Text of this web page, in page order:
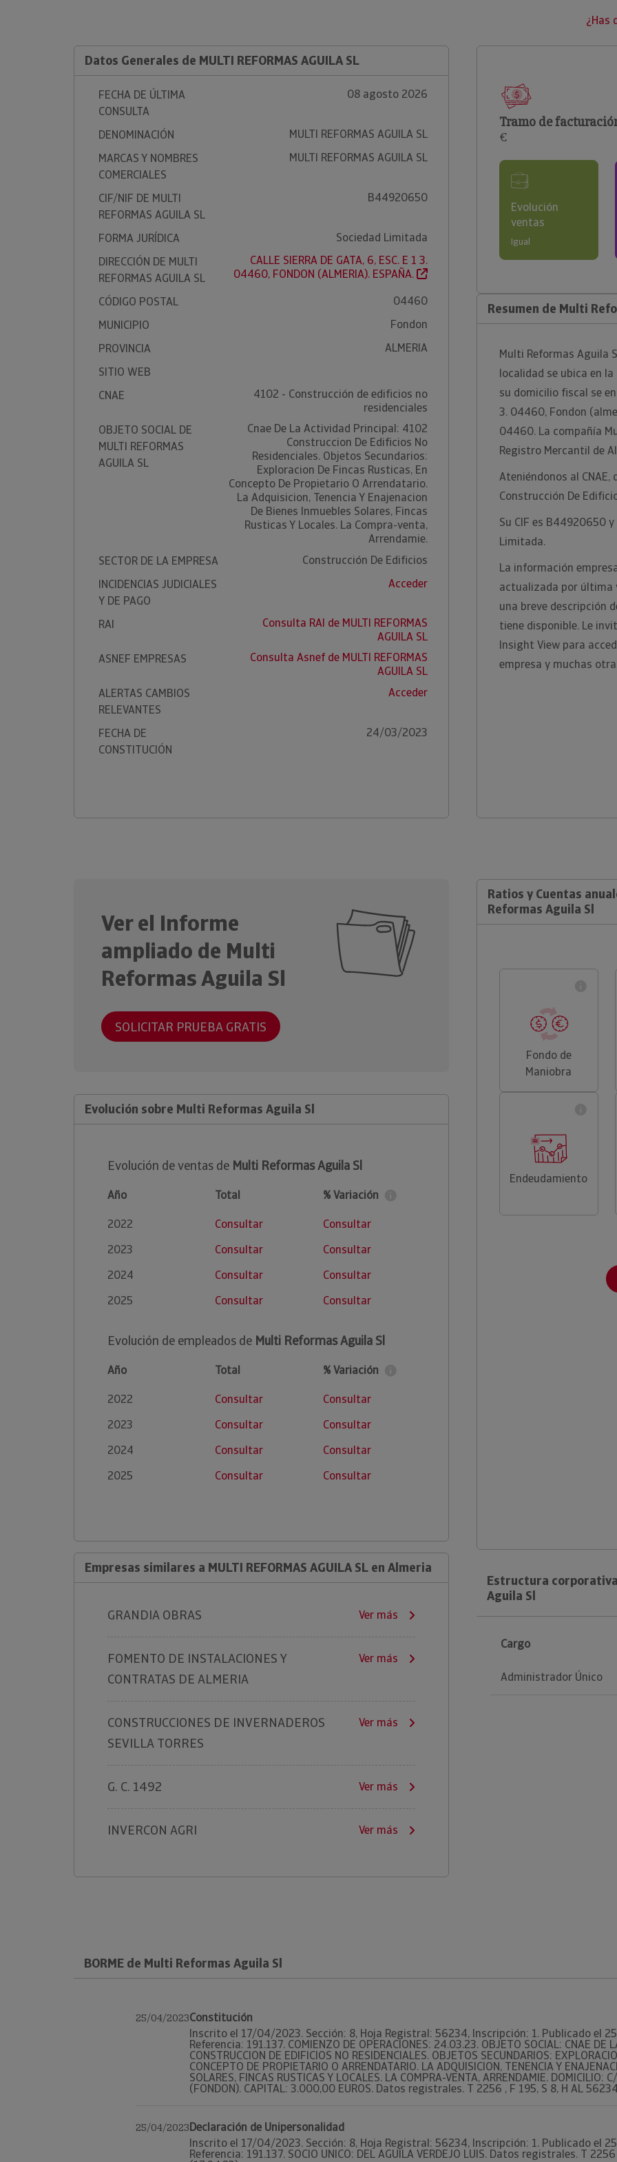
¿Has
Datos Generales de MULTI REFORMAS AGUILA SL
FECHA DE ÚLTIMA
CONSULTA
08 agosto 2026
DENOMINACIÓN
MULTI REFORMAS AGUILA SL
MARCAS Y NOMBRES
COMERCIALES
MULTI REFORMAS AGUILA SL
CIF/NIF DE MULTI
REFORMAS AGUILA SL
B44920650
FORMA JURÍDICA
Sociedad Limitada
DIRECCIÓN DE MULTI
REFORMAS AGUILA SL
CALLE SIERRA DE GATA, 6, ESC. E 1 3.
04460, FONDON (ALMERIA). ESPAÑA.
CÓDIGO POSTAL
04460
MUNICIPIO
Fondon
PROVINCIA
ALMERIA
SITIO WEB
CNAE
4102 - Construcción de edificios no
residenciales
OBJETO SOCIAL DE
MULTI REFORMAS
AGUILA SL
Cnae De La Actividad Principal: 4102
Construccion De Edificios No
Residenciales. Objetos Secundarios:
Exploracion De Fincas Rusticas, En
Concepto De Propietario O Arrendatario.
La Adquisicion, Tenencia Y Enajenacion
De Bienes Inmuebles Solares, Fincas
Rusticas Y Locales. La Compra-venta,
Arrendamie.
SECTOR DE LA EMPRESA
Construcción De Edificios
INCIDENCIAS JUDICIALES
Y DE PAGO
Acceder
RAI
Consulta RAI de MULTI REFORMAS
AGUILA SL
ASNEF EMPRESAS
Consulta Asnef de MULTI REFORMAS
AGUILA SL
ALERTAS CAMBIOS
RELEVANTES
Acceder
FECHA DE
CONSTITUCIÓN
24/03/2023
Tramo de
€
Evolución
ventas
Igual
Resumen de Multi
Multi Reformas Aguila
localidad se ubica en
su domicilio fiscal se
3. 04460, Fondon
04460. La compañía
Registro Mercantil de
Ateniéndonos al
Construcción De
Su CIF es B44920650
Limitada.
La información
actualizada por última
una breve descripción
tiene disponible. Le
Insight View para
empresa y muchas
Ver el Informe
ampliado de Multi
Reformas Aguila Sl
SOLICITAR PRUEBA GRATIS
Evolución sobre Multi Reformas Aguila Sl
Evolución de ventas de Multi Reformas Aguila Sl
Año Total
% Variación
2022
Consultar
Consultar
2023
Consultar
Consultar
2024
Consultar
Consultar
2025
Consultar Consultar
Evolución de empleados de Multi Reformas Aguila Sl
Año Total
% Variación
2022
Consultar
Consultar
2023
Consultar
Consultar
2024
Consultar
Consultar
2025
Consultar Consultar
Empresas similares a MULTI REFORMAS AGUILA SL en Almeria
GRANDIA OBRAS Ver más
FOMENTO DE INSTALACIONES Y
CONTRATAS DE ALMERIA
Ver más
CONSTRUCCIONES DE INVERNADEROS
SEVILLA TORRES
Ver más
G. C. 1492 Ver más
INVERCON AGRI Ver más
Ratios y Cuentas
Reformas Aguila Sl
Fondo de
Maniobra
Endeudamiento
Estructura
Aguila Sl
Cargo
Administrador Único
BORME de Multi Reformas Aguila Sl
25/04/2023Constitución
Inscrito el 17/04/2023. Sección: 8, Hoja Registral: 56234, Inscripción: 1. Publicado el
Referencia: 191.137. COMIENZO DE OPERACIONES: 24.03.23. OBJETO SOCIAL: CNAE DE
CONSTRUCCION DE EDIFICIOS NO RESIDENCIALES. OBJETOS SECUNDARIOS:
CONCEPTO DE PROPIETARIO O ARRENDATARIO. LA ADQUISICION, TENENCIA Y
SOLARES, FINCAS RUSTICAS Y LOCALES. LA COMPRA-VENTA, ARRENDAMIE. DOMICILIO:
(FONDON). CAPITAL: 3.000,00 EUROS. Datos registrales. T 2256 , F 195, S 8, H AL
25/04/2023Declaración de Unipersonalidad
Inscrito el 17/04/2023. Sección: 8, Hoja Registral: 56234, Inscripción: 1. Publicado el
Referencia: 191.137. SOCIO UNICO: DEL AGUILA VERDEJO LUIS. Datos registrales. T